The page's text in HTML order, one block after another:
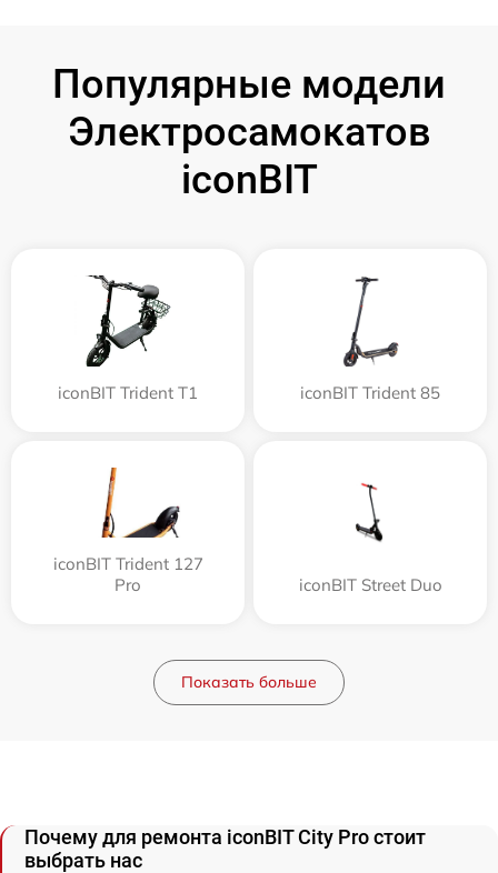
Популярные модели
Электросамокатов
iconBIT
iconBIT Trident T1 iconBIT Trident 85
iconBIT Trident 127
Pro
iconBIT Street Duo
Показать больше
Почему для ремонта iconBIT City Pro стоит
выбрать нас